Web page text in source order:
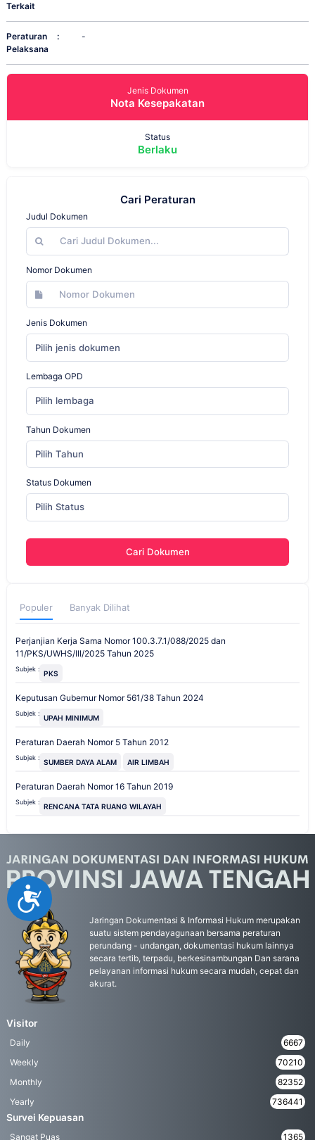
Accessibility
Terkait
Peraturan
Pelaksana
: -
Jenis Dokumen
Nota Kesepakatan
Status
Berlaku
Cari Peraturan
Judul Dokumen
Nomor Dokumen
Jenis Dokumen
Pilih jenis dokumen
Lembaga OPD
Pilih lembaga
Tahun Dokumen
Pilih Tahun
Status Dokumen
Pilih Status
Cari Dokumen
Populer Banyak Dilihat
Perjanjian Kerja Sama Nomor 100.3.7.1/088/2025 dan
11/PKS/UWHS/III/2025 Tahun 2025
Subjek : PKS
Keputusan Gubernur Nomor 561/38 Tahun 2024
Subjek : UPAH MINIMUM
Peraturan Daerah Nomor 5 Tahun 2012
Subjek : SUMBER DAYA ALAM AIR LIMBAH
Peraturan Daerah Nomor 16 Tahun 2019
Subjek : RENCANA TATA RUANG WILAYAH
Jaringan Dokumentasi & Informasi Hukum merupakan
suatu sistem pendayagunaan bersama peraturan
perundang - undangan, dokumentasi hukum lainnya
secara tertib, terpadu, berkesinambungan Dan sarana
pelayanan informasi hukum secara mudah, cepat dan
akurat.
Visitor
Daily
6667
Weekly
70210
Monthly
82352
Yearly
736441
Survei Kepuasan
Sangat Puas 1365